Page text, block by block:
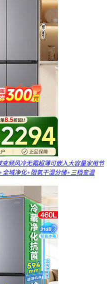
频风冷无霜超薄可嵌入大容量家用节
全域净化+阻氧干湿分储+三档变温